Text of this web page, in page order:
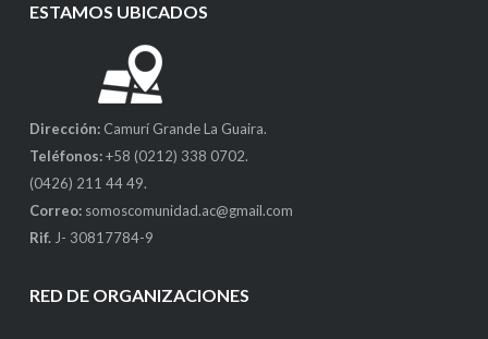
ESTAMOS UBICADOS
Dirección: Camurí Grande La Guaira.
Teléfonos:+58 (0212) 338 0702.
(0426) 211 44 49.
Correo: somoscomunidad.ac@gmail.com
Rif. J- 30817784-9
RED DE ORGANIZACIONES